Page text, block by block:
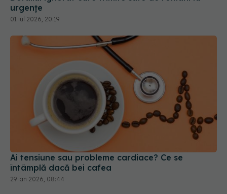
01 iul 2026, 20:19
Ai tensiune sau probleme cardiace? Ce se
întâmplă dacă bei cafea
29 ian 2026, 08:44